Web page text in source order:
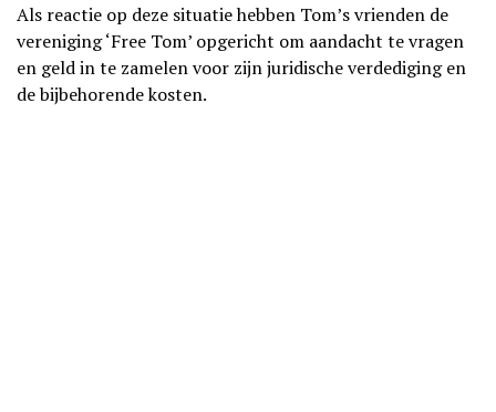
Als reactie op deze situatie hebben Tom’s vrienden de
vereniging ‘Free Tom’ opgericht om aandacht te vragen
en geld in te zamelen voor zijn juridische verdediging en
de bijbehorende kosten.